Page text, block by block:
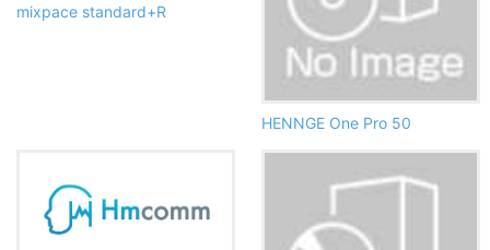
mixpace standard+R
HENNGE One Pro 50